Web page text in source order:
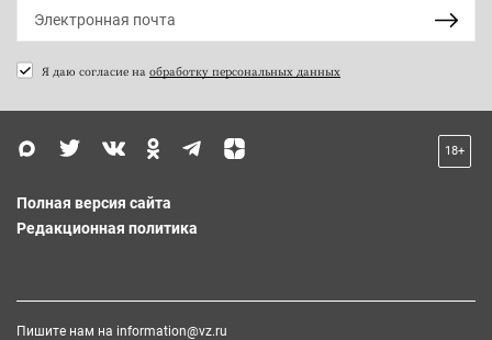
Я даю согласие на обработку персональных данных
18+
Полная версия сайта
Редакционная политика
Пишите нам на information@vz.ru